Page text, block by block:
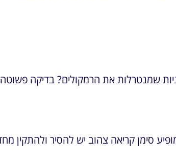
שמנטרלות את הרמקולים? בדיקה פשוטה
סימן קריאה צהוב יש להסיר ולהתקין